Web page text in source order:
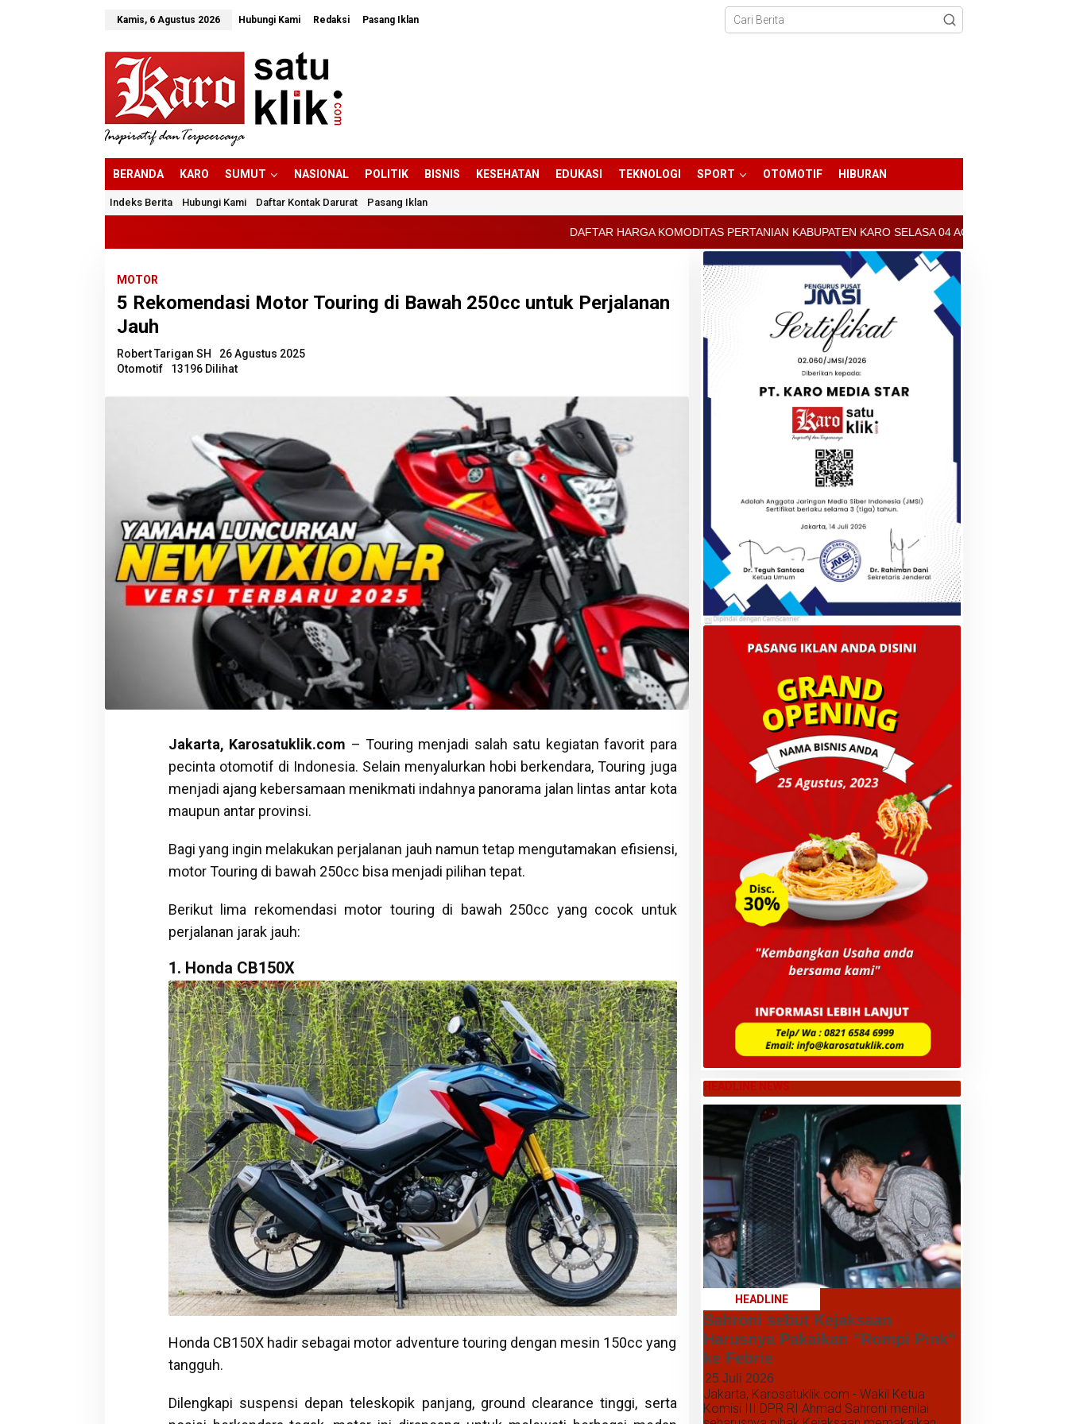
Kamis, 6 Agustus 2026 Hubungi Kami Redaksi Pasang Iklan
BERANDA KARO SUMUT NASIONAL POLITIK BISNIS KESEHATAN EDUKASI TEKNOLOGI SPORT OTOMOTIF HIBURAN
Indeks Berita Hubungi Kami Daftar Kontak Darurat Pasang Iklan
DAFTAR HARGA KOMODITAS PERTANIAN KABUPATEN KARO SELASA 04 AGUSTUS 2026 - ARCIS
MOTOR
5 Rekomendasi Motor Touring di Bawah 250cc untuk Perjalanan
Jauh
Robert Tarigan SH
26 Agustus 2025
Otomotif
13196 Dilihat
Jakarta, Karosatuklik.com – Touring menjadi salah satu kegiatan favorit para
pecinta otomotif di Indonesia. Selain menyalurkan hobi berkendara, Touring juga
menjadi ajang kebersamaan menikmati indahnya panorama jalan lintas antar kota
maupun antar provinsi.
Bagi yang ingin melakukan perjalanan jauh namun tetap mengutamakan efisiensi,
motor Touring di bawah 250cc bisa menjadi pilihan tepat.
Berikut lima rekomendasi motor touring di bawah 250cc yang cocok untuk
perjalanan jarak jauh:
1. Honda CB150X
Honda CB150X hadir sebagai motor adventure touring dengan mesin 150cc yang
tangguh.
Dilengkapi suspensi depan teleskopik panjang, ground clearance tinggi, serta
HEADLINE NEWS
HEADLINE
Sahroni sebut Kejaksaan
Harusnya Pakaikan “Rompi Pink”
ke Febrie
25 Juli 2026
Jakarta, Karosatuklik.com - Wakil Ketua
Komisi III DPR RI Ahmad Sahroni menilai